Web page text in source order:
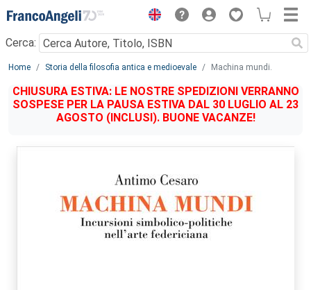
Menu
Cerca:
Main content
Home Storia della filosofia antica e medioevale Machina mundi.
CHIUSURA ESTIVA: LE NOSTRE SPEDIZIONI VERRANNO
SOSPESE PER LA PAUSA ESTIVA DAL 30 LUGLIO AL 23
AGOSTO (INCLUSI). BUONE VACANZE!